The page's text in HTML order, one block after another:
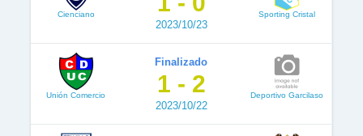
Cienciano
2023/10/23
Sporting Cristal
Unión Comercio
Finalizado
1 - 2
2023/10/22
Deportivo Garcilaso